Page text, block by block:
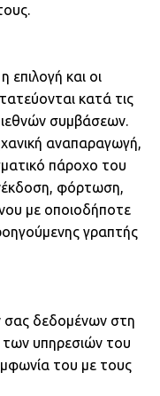
και οι
κατά τις
συμβάσεων.
αναπαραγωγή,
πάροχο του
φόρτωση,
με οποιοδήποτε
γραπτής
σας δεδομένων στη
υπηρεσιών του
του με τους